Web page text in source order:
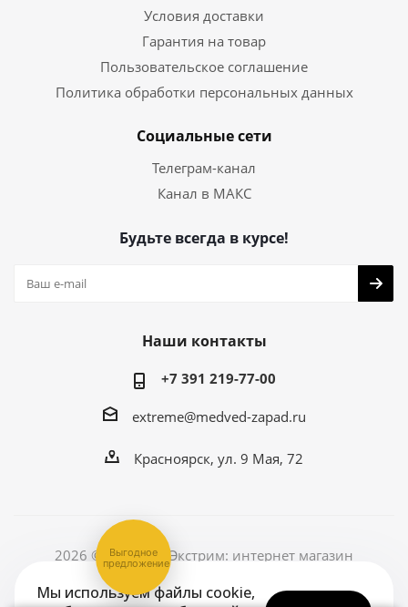
Мы используем файлы cookie,
Условия доставки
Гарантия на товар
Пользовательское соглашение
Политика обработки персональных данных
Социальные сети
Телеграм-канал
Канал в МАКС
Будьте всегда в курсе!
Наши контакты
+7 391 219-77-00
extreme@medved-zapad.ru
Красноярск, ул. 9 Мая, 72
2026 © Медведь Экстрим: интернет магазин
Версия для печати
Выгодное
предложение